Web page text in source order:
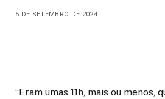
5 DE SETEMBRO DE 2024
“Eram umas 11h, mais ou menos,